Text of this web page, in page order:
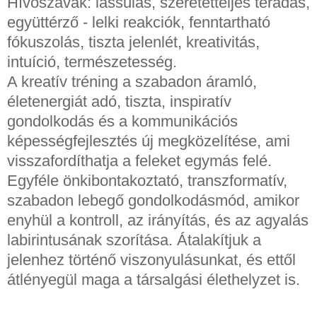
együttérző - lelki reakciók, fenntartható
fókuszolás, tiszta jelenlét, kreativitás,
intuíció, természetesség.
A kreatív tréning a szabadon áramló,
életenergiát adó, tiszta, inspiratív
gondolkodás és a kommunikációs
képességfejlesztés új megközelítése, ami
visszafordíthatja a feleket egymás felé.
Egyféle önkibontakoztató, transzformatív,
szabadon lebegő gondolkodásmód, amikor
enyhül a kontroll, az irányítás, és az agyalás
labirintusának szorítása. Átalakítjuk a
jelenhez történő viszonyulásunkat, és ettől
átlényegül maga a társalgási élethelyzet is.